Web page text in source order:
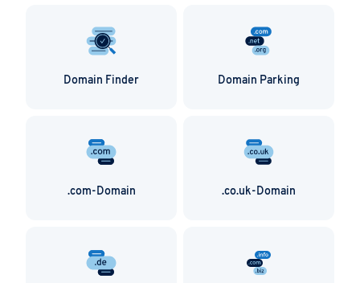
Domain Finder Domain Parking
.com-Domain .co.uk-Domain